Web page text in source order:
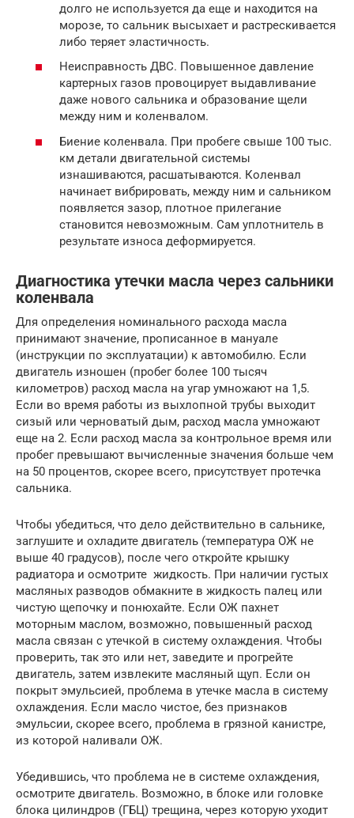
долго не используется да еще и находится на
морозе, то сальник высыхает и растрескивается
либо теряет эластичность.
Неисправность ДВС. Повышенное давление
картерных газов провоцирует выдавливание
даже нового сальника и образование щели
между ним и коленвалом.
Биение коленвала. При пробеге свыше 100 тыс.
км детали двигательной системы
изнашиваются, расшатываются. Коленвал
начинает вибрировать, между ним и сальником
появляется зазор, плотное прилегание
становится невозможным. Сам уплотнитель в
результате износа деформируется.
Диагностика утечки масла через сальники
коленвала
Для определения номинального расхода масла
принимают значение, прописанное в мануале
(инструкции по эксплуатации) к автомобилю. Если
двигатель изношен (пробег более 100 тысяч
километров) расход масла на угар умножают на 1,5.
Если во время работы из выхлопной трубы выходит
сизый или черноватый дым, расход масла умножают
еще на 2. Если расход масла за контрольное время или
пробег превышают вычисленные значения больше чем
на 50 процентов, скорее всего, присутствует протечка
сальника.
Чтобы убедиться, что дело действительно в сальнике,
заглушите и охладите двигатель (температура ОЖ не
выше 40 градусов), после чего откройте крышку
радиатора и осмотрите жидкость. При наличии густых
масляных разводов обмакните в жидкость палец или
чистую щепочку и понюхайте. Если ОЖ пахнет
моторным маслом, возможно, повышенный расход
масла связан с утечкой в систему охлаждения. Чтобы
проверить, так это или нет, заведите и прогрейте
двигатель, затем извлеките масляный щуп. Если он
покрыт эмульсией, проблема в утечке масла в систему
охлаждения. Если масло чистое, без признаков
эмульсии, скорее всего, проблема в грязной канистре,
из которой наливали ОЖ.
Убедившись, что проблема не в системе охлаждения,
осмотрите двигатель. Возможно, в блоке или головке
блока цилиндров (ГБЦ) трещина, через которую уходит